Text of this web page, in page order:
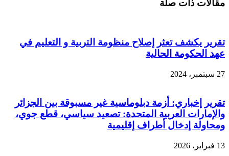
مقالات ذات صلة
تقرير يكشف تعثر إصلاح منظومة التربية و التعليم في
عهد الحكومة الحالية
27 سبتمبر، 2024
تقرير إخباري: أزمة دبلوماسية غير مسبوقة بين الجزائر
والإمارات العربية المتحدة: تصعيد سياسي، قطع جوي،
ومحاولة إدخال أطراف إقليمية
13 فبراير، 2026